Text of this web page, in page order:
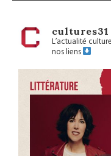
cultures31
L’actualité
nos liens